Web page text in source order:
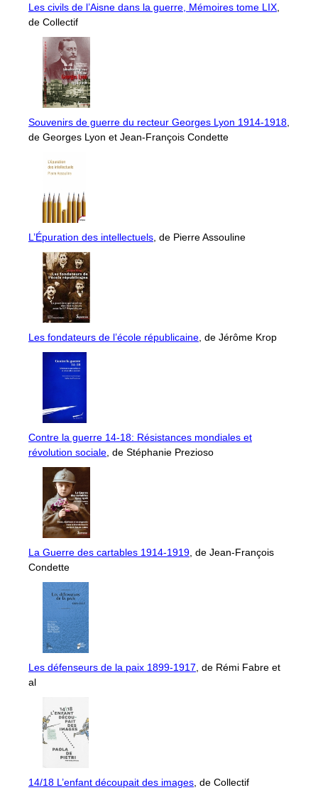
Les civils de l’Aisne dans la guerre, Mémoires tome LIX
de Collectif
Souvenirs de guerre du recteur Georges Lyon 1914-1918
de Georges Lyon et Jean-François Condette
L’Épuration des intellectuels , de Pierre Assouline
Les fondateurs de l’école républicaine , de Jérôme Krop
Contre la guerre 14-18: Résistances mondiales et
révolution sociale , de Stéphanie Prezioso
La Guerre des cartables 1914-1919 , de Jean-François
Condette
Les défenseurs de la paix 1899-1917 , de Rémi Fabre et
al
14/18 L’enfant découpait des images , de Collectif